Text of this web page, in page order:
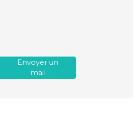
Envoyer un
mail